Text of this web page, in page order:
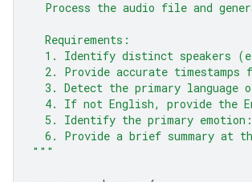
Process the audio file and
  Requirements:
1. Identify distinct speakers
2. Provide accurate timestamps
3. Detect the primary language
4. If not English, provide the
5. Identify the primary
6. Provide a brief summary at
"""